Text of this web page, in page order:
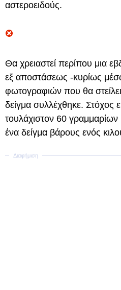
αστεροειδούς.
Θα χρειαστεί περίπου μια
εξ αποστάσεως -κυρίως
φωτογραφιών που θα
δείγμα συλλέχθηκε. Στόχος
τουλάχιστον 60 γραμμαρίων
ένα δείγμα βάρους ενός